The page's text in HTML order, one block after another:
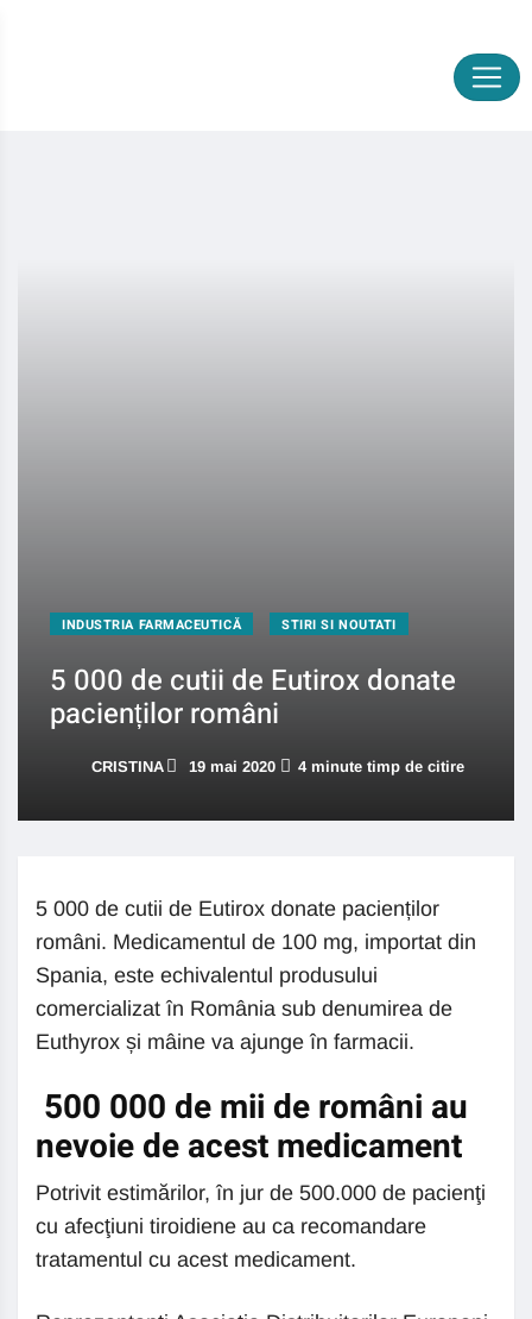
INDUSTRIA FARMACEUTICĂ STIRI SI NOUTATI
5 000 de cutii de Eutirox donate
pacienților români
CRISTINA 19 mai 2020 4 minute timp de citire
5 000 de cutii de Eutirox donate pacienților
români. Medicamentul de 100 mg, importat din
Spania, este echivalentul produsului
comercializat în România sub denumirea de
Euthyrox și mâine va ajunge în farmacii.
500 000 de mii de români au
nevoie de acest medicament
Potrivit estimărilor, în jur de 500.000 de pacienţi
cu afecţiuni tiroidiene au ca recomandare
tratamentul cu acest medicament.